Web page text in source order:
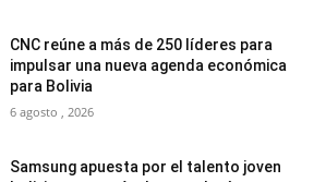
CNC reúne a más de 250 líderes para
impulsar una nueva agenda económica
para Bolivia
6 agosto , 2026
Samsung apuesta por el talento joven